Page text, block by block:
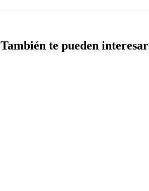
También te pueden interesar